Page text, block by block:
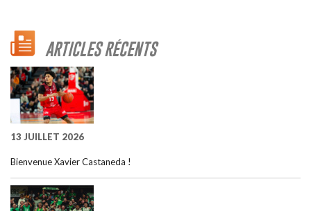
ARTICLES RÉCENTS
13 JUILLET 2026
Bienvenue Xavier Castaneda !